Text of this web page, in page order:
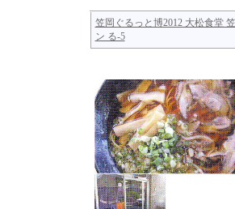
笠岡ぐるっと博2012 大松食堂
ン る-5